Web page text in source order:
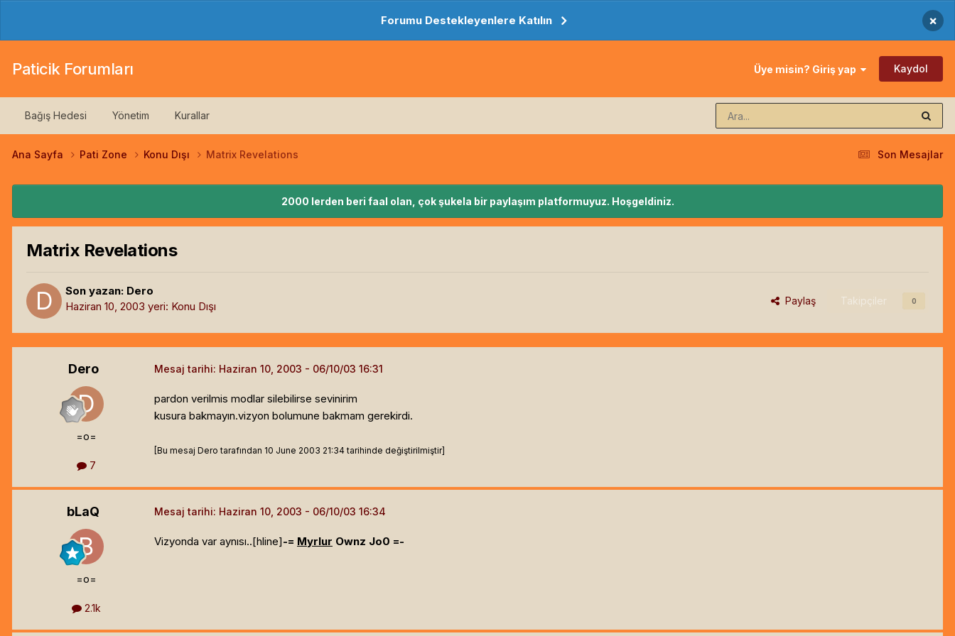
Forumu Destekleyenlere Katılın ×
Paticik Forumları Üye misin? Giriş yap Kaydol
Bağış Hedesi Yönetim Kurallar
Son Mesajlar
Ana Sayfa Pati Zone Konu Dışı Matrix Revelations
2000 lerden beri faal olan, çok şukela bir paylaşım platformuyuz. Hoşgeldiniz.
Matrix Revelations
Son yazan: Dero
Haziran 10, 2003 yeri: Konu Dışı Paylaş Takipçiler 0
Dero
=o=
7
Mesaj tarihi: Haziran 10, 2003
pardon verilmis modlar silebilirse sevinirim
kusura bakmayın.vizyon bolumune bakmam gerekirdi.
[Bu mesaj Dero tarafından 10 June 2003 21:34 tarihinde değiştirilmiştir]
bLaQ
=o=
2.1k
Mesaj tarihi: Haziran 10, 2003
Vizyonda var aynısı..[hline]-= Myrlur Ownz Jo0 =-